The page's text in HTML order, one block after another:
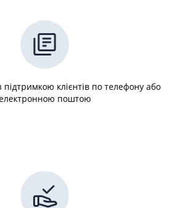
клієнтів по телефону або
поштою